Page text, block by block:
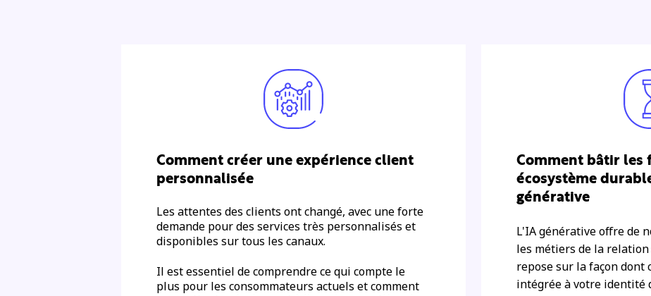
Comment créer une expérience client
personnalisée
Les attentes des clients ont changé, avec une forte
demande pour des services très personnalisés et
disponibles sur tous les canaux.
Il est essentiel de comprendre ce qui compte le
plus pour les consommateurs actuels et comment
Comment bâtir les
écosystème
générative
L'IA générative offre de
les métiers de la
repose sur la façon dont
intégrée à votre identité